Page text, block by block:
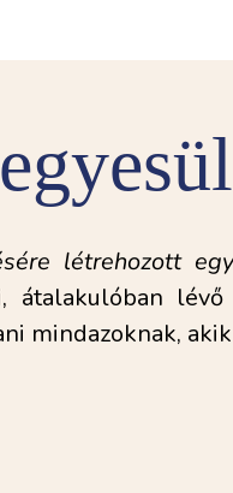
létrehozott
átalakulóban
mindazoknak,